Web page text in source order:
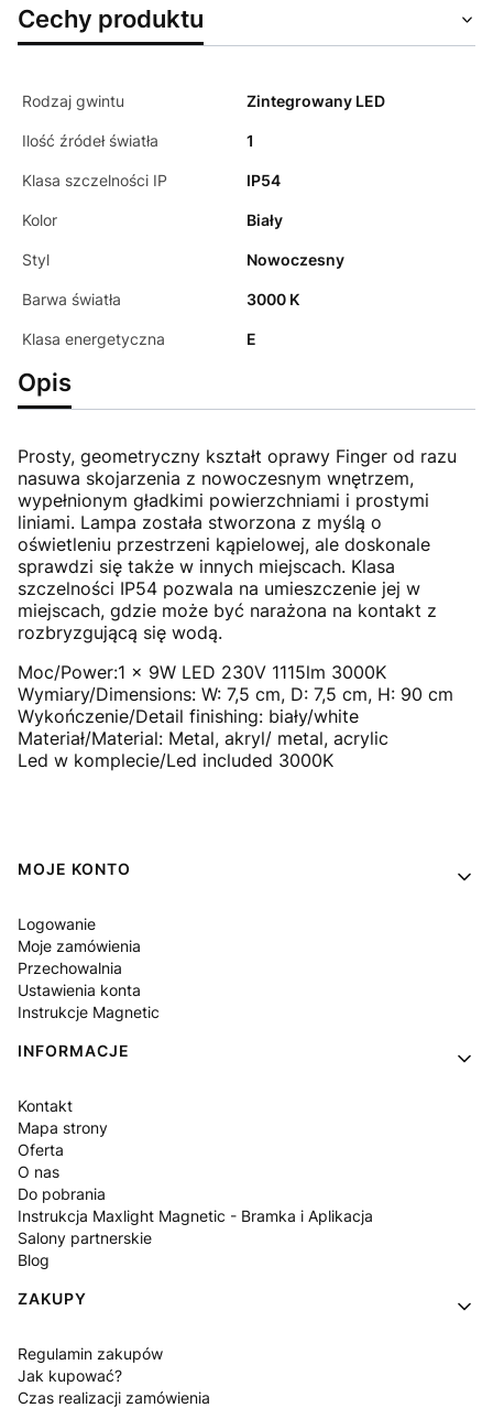
Cechy produktu
Rodzaj gwintu Zintegrowany LED
Ilość źródeł światła 1
Klasa szczelności IP IP54
Kolor Biały
Styl Nowoczesny
Barwa światła 3000 K
Klasa energetyczna E
Opis
Prosty, geometryczny kształt oprawy Finger od razu
nasuwa skojarzenia z nowoczesnym wnętrzem,
wypełnionym gładkimi powierzchniami i prostymi
liniami. Lampa została stworzona z myślą o
oświetleniu przestrzeni kąpielowej, ale doskonale
sprawdzi się także w innych miejscach. Klasa
szczelności IP54 pozwala na umieszczenie jej w
miejscach, gdzie może być narażona na kontakt z
rozbryzgującą się wodą.
Moc/Power:1 x 9W LED 230V 1115lm 3000K
Wymiary/Dimensions: W: 7,5 cm, D: 7,5 cm, H: 90 cm
Wykończenie/Detail finishing: biały/white
Materiał/Material: Metal, akryl/ metal, acrylic
Led w komplecie/Led included 3000K
Linki w stopce
MOJE KONTO
Logowanie
Moje zamówienia
Przechowalnia
Ustawienia konta
Instrukcje Magnetic
INFORMACJE
Kontakt
Mapa strony
Oferta
O nas
Do pobrania
Instrukcja Maxlight Magnetic - Bramka i Aplikacja
Salony partnerskie
Blog
ZAKUPY
Regulamin zakupów
Jak kupować?
Czas realizacji zamówienia